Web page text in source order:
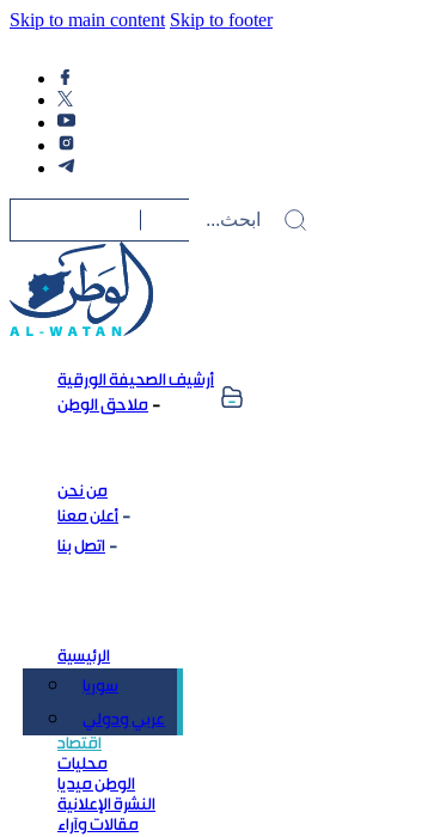
Skip to main content Skip to footer
أرشيف الصحيفة الورقية
ملاحق الوطن
من نحن
أعلن معنا
اتصل بنا
الرئيسية
سوريا
عربي ودولي
اقتصاد
محليات
الوطن ميديا
النشرة الإعلانية
مقالات وآراء